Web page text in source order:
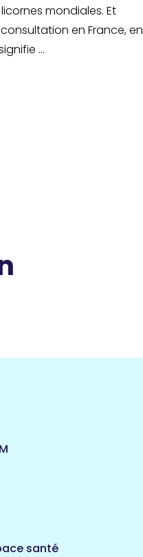
mondiales. Et
en France, en
...
santé